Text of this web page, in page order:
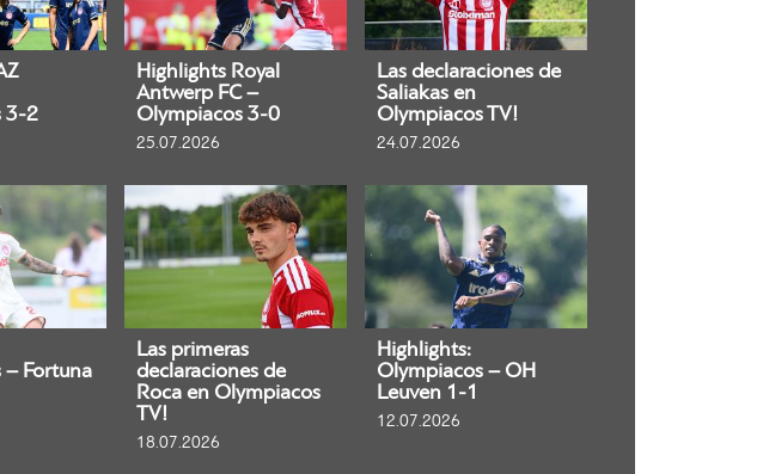
3-2
Highlights Royal
Antwerp FC –
Olympiacos 3-0
25.07.2026
Las declaraciones de
Saliakas en
Olympiacos TV!
24.07.2026
– Fortuna
Las primeras
declaraciones de
Roca en Olympiacos
TV!
18.07.2026
Highlights:
Olympiacos – OH
Leuven 1-1
12.07.2026